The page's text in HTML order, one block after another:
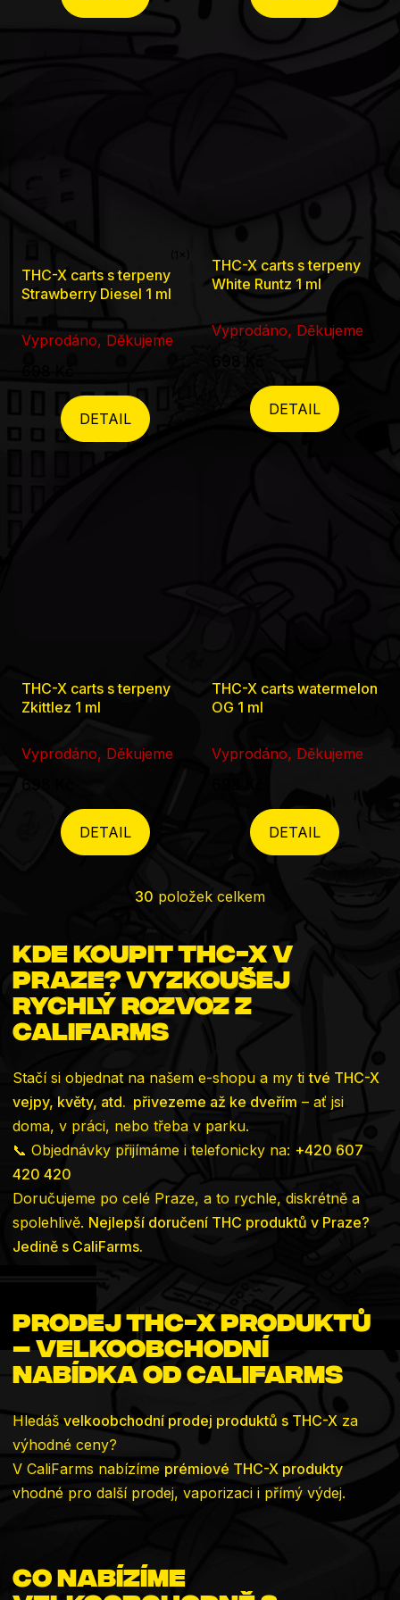
hvězdiček.
hvězdiček.
Průměrné
hodnocení
je
hvězdiček.
THC-X carts s terpeny
Strawberry Diesel 1 ml
Vyprodáno, Děkujeme
DETAIL
THC-X carts s terpeny
White Runtz 1 ml
Vyprodáno, Děkujeme
DETAIL
THC-X carts s terpeny
Zkittlez 1 ml
Vyprodáno, Děkujeme
DETAIL
THC-X carts watermelon
OG 1 ml
Vyprodáno, Děkujeme
DETAIL
Ovládací
výpisu
30 položek celkem
Kde koupit THC-X v
Praze? Vyzkoušej
rychlý rozvoz z
CaliFarms
Stačí si objednat na našem e-shopu a my titvé THC-X
vejpy, květy, atd. přivezeme až ke dveřím – ať jsi
doma, v práci, nebo třeba v parku.
📞 Objednávky přijímáme i telefonicky na: +420 607
420 420
Doručujeme po celé Praze, a to rychle, diskrétně a
spolehlivě. Nejlepší doručení THC produktů v Praze?
Jedině s CaliFarms.
Prodej THC-X produktů
– velkoobchodní
nabídka od CaliFarms
Hledáš velkoobchodní prodej produktů s THC-X za
výhodné ceny?
V CaliFarms nabízíme prémiové THC-X produkty
vhodné pro další prodej, vaporizaci i přímý výdej.
Co nabízíme